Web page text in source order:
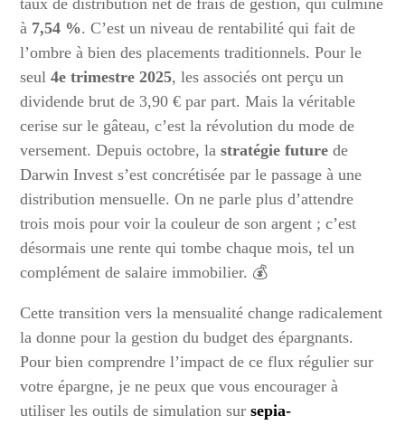
taux de distribution net de frais de gestion, qui culmine
à 7,54 %. C’est un niveau de rentabilité qui fait de
l’ombre à bien des placements traditionnels. Pour le
seul4e trimestre 2025, les associés ont perçu un
dividende brut de 3,90 € par part. Mais la véritable
cerise sur le gâteau, c’est la révolution du mode de
versement. Depuis octobre, lastratégie future de
Darwin Invest s’est concrétisée par le passage à une
distribution mensuelle. On ne parle plus d’attendre
trois mois pour voir la couleur de son argent ; c’est
désormais une rente qui tombe chaque mois, tel un
complément de salaire immobilier. 💰
Cette transition vers la mensualité change radicalement
la donne pour la gestion du budget des épargnants.
Pour bien comprendre l’impact de ce flux régulier sur
votre épargne, je ne peux que vous encourager à
utiliser les outils de simulation sursepia-